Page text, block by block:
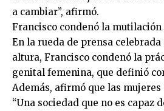
a cambiar”, afirmó.
Francisco condenó la
En la rueda de prensa celebrada
altura, Francisco condenó la
genital femenina, que definió
Además, afirmó que las mujeres
“Una sociedad que no es capaz